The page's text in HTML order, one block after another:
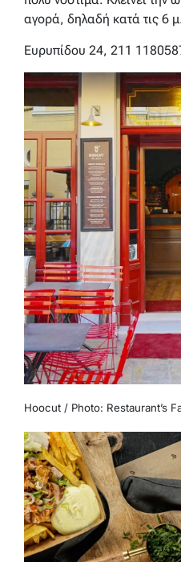
αγορά, δηλαδή κατά τις 6
Ευρυπίδου 24, 211
Hoocut / Photo: Restaurant’s